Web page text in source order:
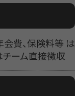
費、保険料等 は
チーム直接徴収